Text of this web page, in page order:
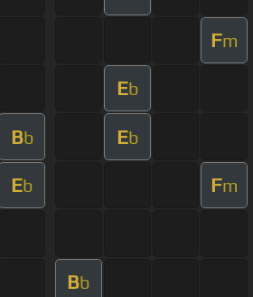
Fm
Eb
Bb Eb
Eb Fm
Bb